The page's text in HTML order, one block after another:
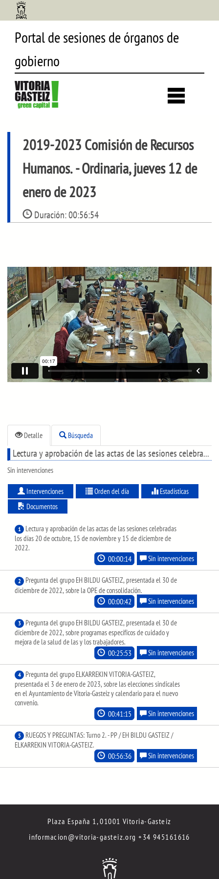
Portal de sesiones de órganos de
gobierno
2019-2023 Comisión de Recursos
Humanos.- Ordinaria, jueves 12 de
enero de 2023
Duración:00:56:54
Detalle Búsqueda
Lectura y aprobación de las actas de las sesiones celebradas los días 20 de octubre, 15 de noviembre y 15 de diciembre de 2022.
Sin intervenciones
Intervenciones Orden del día
Estadísticas
Documentos
1
Lectura y aprobación de las actas de las sesiones celebradas
los días 20 de octubre, 15 de noviembre y 15 de diciembre de
2022.
00:00:14 Sin intervenciones
2
Pregunta del grupo EH BILDU GASTEIZ, presentada el 30 de
diciembre de 2022, sobre la OPE de consolidación.
00:00:42 Sin intervenciones
3
Pregunta del grupo EH BILDU GASTEIZ, presentada el 30 de
diciembre de 2022, sobre programas específicos de cuidado y
mejora de la salud de las y los trabajadores.
00:25:53 Sin intervenciones
4
Pregunta del grupo ELKARREKIN VITORIA-GASTEIZ,
presentada el 3 de enero de 2023, sobre las elecciones sindicales
en el Ayuntamiento de Vitoria-Gasteiz y calendario para el nuevo
convenio.
00:41:15 Sin intervenciones
5
RUEGOS Y PREGUNTAS: Turno 2. - PP / EH BILDU GASTEIZ /
ELKARREKIN VITORIA-GASTEIZ.
00:56:36 Sin intervenciones
Plaza España 1, 01001 Vitoria-Gasteiz
informacion@vitoria-gasteiz.org +34 945161616